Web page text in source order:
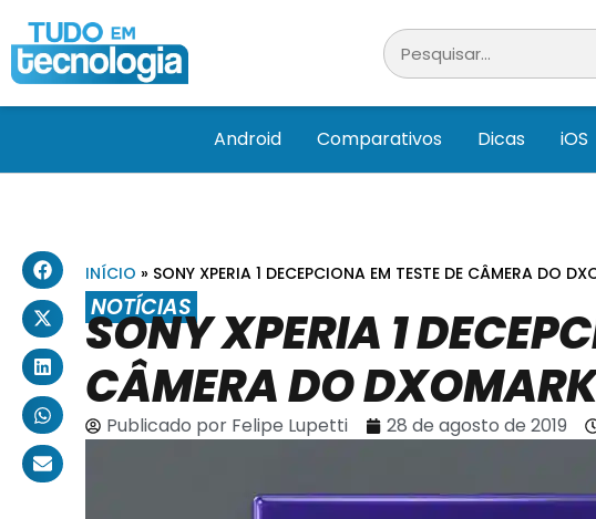
Android Comparativos Dicas iOS
INÍCIO » SONY XPERIA 1 DECEPCIONA EM TESTE DE CÂMERA DO
NOTÍCIAS
SONY XPERIA 1
CÂMERA DO
Publicado porFelipe Lupetti 28 de agosto de 2019